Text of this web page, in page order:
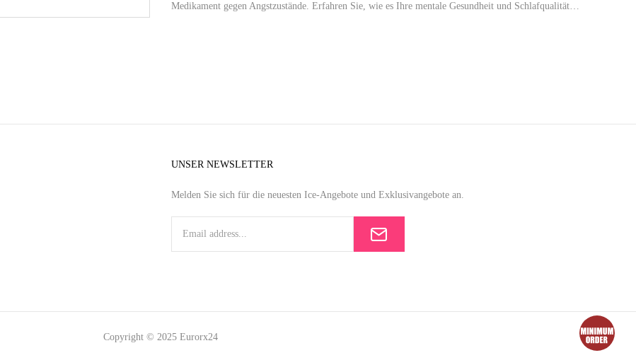
Medikament gegen Angstzustände. Erfahren Sie, wie es Ihre mentale Gesundheit und Schlafqualität…
UNSER NEWSLETTER
Melden Sie sich für die neuesten Ice-Angebote und Exklusivangebote an.
Copyright © 2025 Eurorx24